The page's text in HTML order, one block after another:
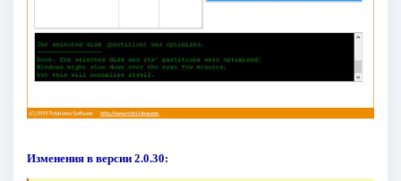
Изменения в версии 2.0.30: